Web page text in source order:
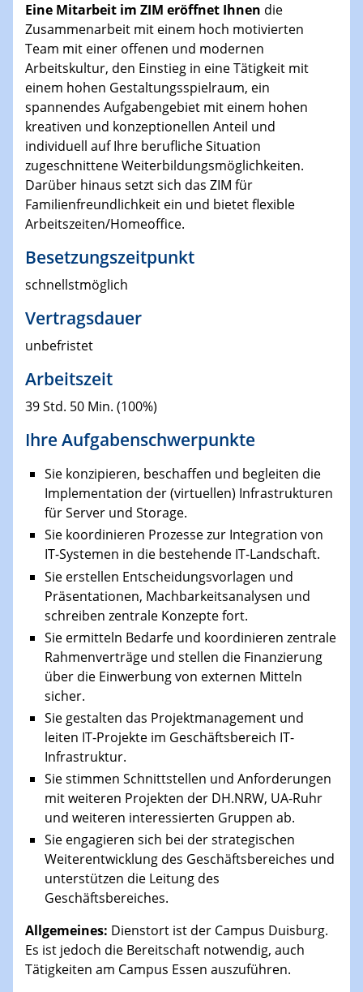
Eine Mitarbeit im ZIM eröffnet Ihnen die
Zusammenarbeit mit einem hoch motivierten
Team mit einer offenen und modernen
Arbeitskultur, den Einstieg in eine Tätigkeit mit
einem hohen Gestaltungsspielraum, ein
spannendes Aufgabengebiet mit einem hohen
kreativen und konzeptionellen Anteil und
individuell auf Ihre berufliche Situation
zugeschnittene Weiterbildungsmöglichkeiten.
Darüber hinaus setzt sich das ZIM für
Familienfreundlichkeit ein und bietet flexible
Arbeitszeiten/Homeoffice.
Besetzungszeitpunkt
schnellstmöglich
Vertragsdauer
unbefristet
Arbeitszeit
39 Std. 50 Min. (100%)
Ihre Aufgabenschwerpunkte
Sie konzipieren, beschaffen und begleiten die
Implementation der (virtuellen) Infrastrukturen
für Server und Storage.
Sie koordinieren Prozesse zur Integration von
IT-Systemen in die bestehende IT-Landschaft.
Sie erstellen Entscheidungsvorlagen und
Präsentationen, Machbarkeitsanalysen und
schreiben zentrale Konzepte fort.
Sie ermitteln Bedarfe und koordinieren zentrale
Rahmenverträge und stellen die Finanzierung
über die Einwerbung von externen Mitteln
sicher.
Sie gestalten das Projektmanagement und
leiten IT-Projekte im Geschäftsbereich IT-
Infrastruktur.
Sie stimmen Schnittstellen und Anforderungen
mit weiteren Projekten der DH.NRW, UA-Ruhr
und weiteren interessierten Gruppen ab.
Sie engagieren sich bei der strategischen
Weiterentwicklung des Geschäftsbereiches und
unterstützen die Leitung des
Geschäftsbereiches.
Allgemeines: Dienstort ist der Campus Duisburg.
Es ist jedoch die Bereitschaft notwendig, auch
Tätigkeiten am Campus Essen auszuführen.